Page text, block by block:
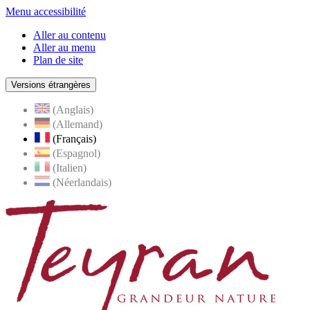
Menu accessibilité
Aller au contenu
Aller au menu
Plan de site
Versions étrangères
(Anglais)
(Allemand)
(Français)
(Espagnol)
(Italien)
(Néerlandais)
Teyran